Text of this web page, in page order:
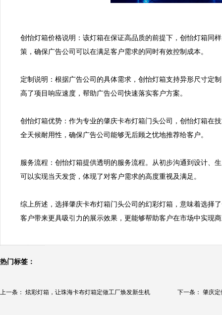
创怡灯箱价格说明：该灯箱在保证高品质的前提下，创怡灯箱同
策，确保广告公司可以在满足客户需求的同时有效控制成本。
定制说明：根据广告公司的具体需求，创怡灯箱支持异形尺寸定
高了项目响应速度，帮助广告公司快速落实客户方案。
创怡灯箱优势：作为专业的肇庆卡布灯箱门头公司，创怡灯箱在
全天候耐用性，确保广告公司能够无后顾之忧地推荐给客户。
服务流程：创怡灯箱提供透明的服务流程。从初步沟通到设计、
可以实现当天发货，体现了对客户需求的高度重视及满足。
综上所述，选择肇庆卡布灯箱门头公司的幻彩灯箱，意味着选择
客户带来更具吸引力的展示效果，更能够帮助客户在市场中实现
热门标签：
上一条： 炫彩灯箱，让珠海卡布灯箱定做工厂焕发新生机 下一条： 肇庆定